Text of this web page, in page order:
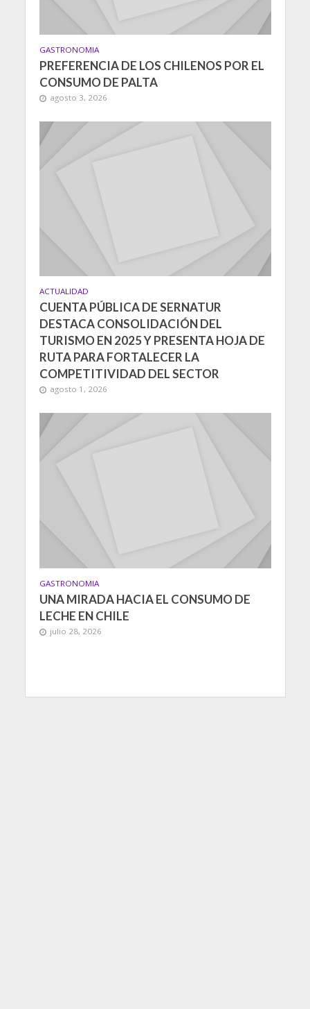
GASTRONOMIA
PREFERENCIA DE LOS CHILENOS POR EL
CONSUMO DE PALTA
agosto 3, 2026
ACTUALIDAD
CUENTA PÚBLICA DE SERNATUR
DESTACA CONSOLIDACIÓN DEL
TURISMO EN 2025 Y PRESENTA HOJA DE
RUTA PARA FORTALECER LA
COMPETITIVIDAD DEL SECTOR
agosto 1, 2026
GASTRONOMIA
UNA MIRADA HACIA EL CONSUMO DE
LECHE EN CHILE
julio 28, 2026